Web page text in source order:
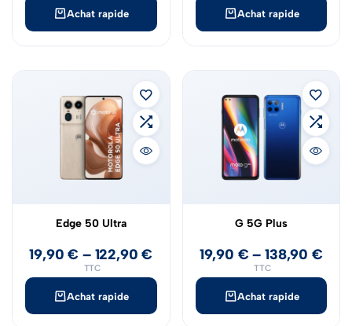
Achat rapide Achat rapide
Achat rapide
Edge 50 Ultra
19,90€ – 122,90€
TTC
Achat rapide
G 5G Plus
19,90 € –138,90 €
TTC